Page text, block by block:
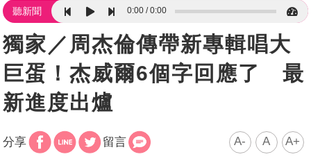
聽新聞 0:00 0:00
獨家／周杰倫傳帶新專輯唱大
巨蛋！杰威爾6個字回應了 最
新進度出爐
分享 留言 A- A A+